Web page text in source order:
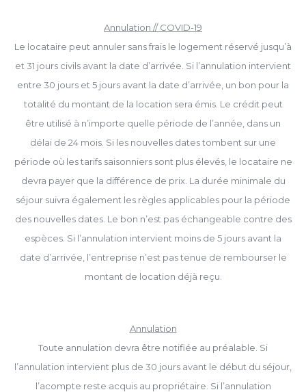
Annulation // COVID-19
Le locataire peut annuler sans frais le logement réservé jusqu’à
et 31 jours civils avant la date d’arrivée. Si l’annulation intervient
entre 30 jours et 5 jours avant la date d’arrivée, un bon pour la
totalité du montant de la location sera émis. Le crédit peut
être utilisé à n’importe quelle période de l’année, dans un
délai de 24 mois. Si les nouvelles dates tombent sur une
période où les tarifs saisonniers sont plus élevés, le locataire ne
devra payer que la différence de prix. La durée minimale du
séjour suivra également les règles applicables pour la période
des nouvelles dates. Le bon n’est pas échangeable contre des
espèces. Si l’annulation intervient moins de 5 jours avant la
date d’arrivée, l’entreprise n’est pas tenue de rembourser le
montant de location déjà reçu.
Annulation
Toute annulation devra être notifiée au préalable. Si
l’annulation intervient plus de 30 jours avant le début du séjour,
l’acompte reste acquis au propriétaire. Si l’annulation